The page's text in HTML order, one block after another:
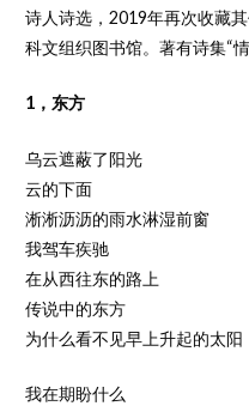
诗人诗选，2019年再次收藏
科文组织图书馆。著有诗集“情
1，东方
乌云遮蔽了阳光
云的下面
淅淅沥沥的雨水淋湿前窗
我驾车疾驰
在从西往东的路上
传说中的东方
为什么看不见早上升起的太阳
我在期盼什么